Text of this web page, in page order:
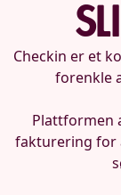
Checkin er et
forenkle
Plattformen
fakturering for